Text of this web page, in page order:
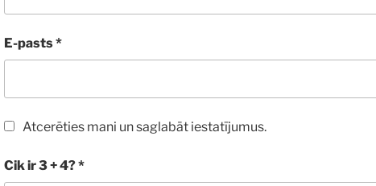
E-pasts*
Atcerēties mani un saglabāt iestatījumus.
Cik ir 3 + 4?*